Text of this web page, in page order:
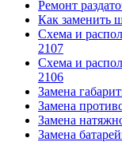
Ремонт
Как заменить
Схема и
2107
Схема и
2106
Замена
Замена
Замена
Замена